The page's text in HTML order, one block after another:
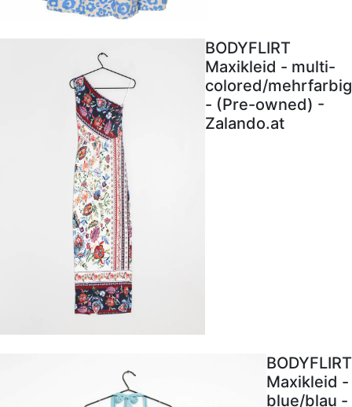
BODYFLIRT
Maxikleid - multi-
colored/mehrfarbig
- (Pre-owned) -
Zalando.at
BODYFLIRT
Maxikleid -
blue/blau -